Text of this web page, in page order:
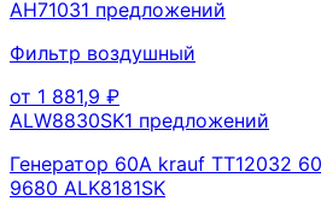
AH71031 предложений
Фильтр воздушный
от 1 881,9 ₽
ALW8830SK1 предложений
Генератор 60A krauf TT12032
9680 ALK8181SK